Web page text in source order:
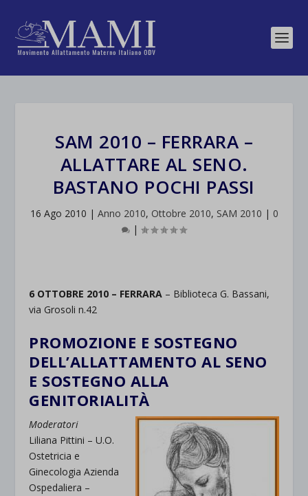
SAM 2010 – FERRARA –
ALLATTARE AL SENO.
BASTANO POCHI PASSI
16 Ago 2010 | Anno 2010, Ottobre 2010, SAM 2010 | 0
|
6 OTTOBRE 2010 – FERRARA – Biblioteca G. Bassani,
via Grosoli n.42
PROMOZIONE E SOSTEGNO
DELL’ALLATTAMENTO AL SENO
E SOSTEGNO ALLA
GENITORIALITÀ
Moderatori
Liliana Pittini – U.O.
Ostetricia e
Ginecologia Azienda
Ospedaliera –